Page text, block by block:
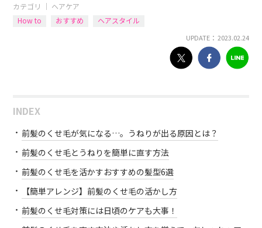
カテゴリ ｜ ヘアケア
How to
おすすめ ヘアスタイル
UPDATE： 2023.02.24
INDEX
前髪のくせ毛が気になる…。うねりが出る原因とは？
前髪のくせ毛とうねりを簡単に直す方法
前髪のくせ毛を活かすおすすめの髪型6選
【簡単アレンジ】前髪のくせ毛の活かし方
前髪のくせ毛対策には日頃のケアも大事！